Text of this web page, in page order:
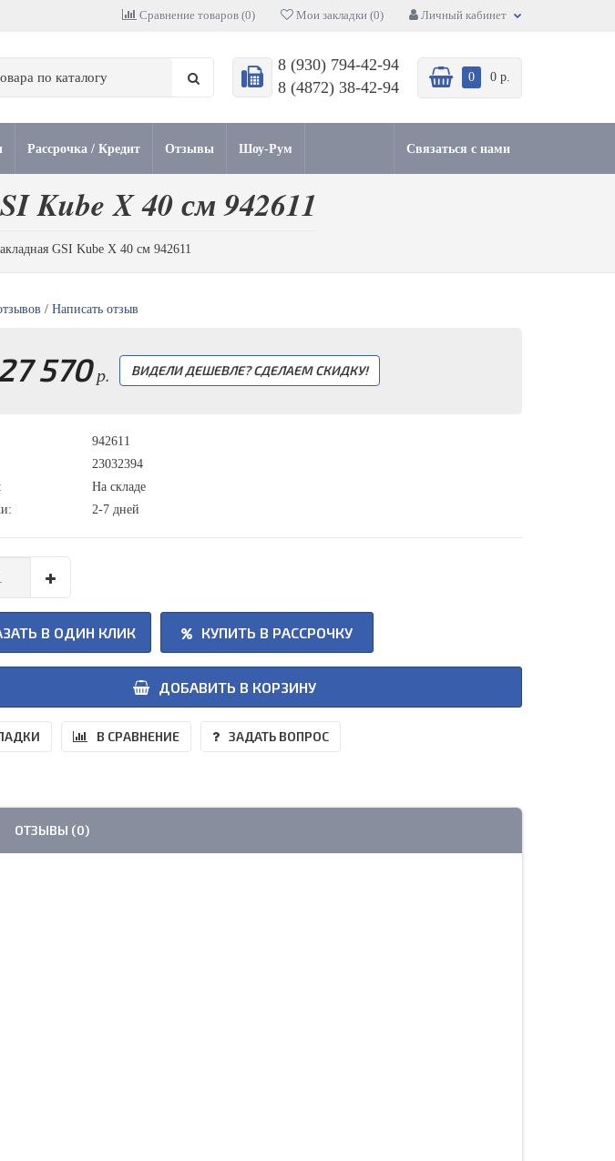
Сравнение товаров (0) Мои закладки (0) Личный кабинет
8 (930) 794-42-94
8 (4872) 38-42-94
0 0 р.
Рассрочка / Кредит Отзывы Шоу-Рум Связаться с нами
Kube X 40 см 942611
GSI Kube X 40 см 942611
/ Написать отзыв
570р. ВИДЕЛИ ДЕШЕВЛЕ? СДЕЛАЕМ СКИДКУ!
942611
23032394
На складе
2-7 дней
В ОДИН КЛИК КУПИТЬ В РАССРОЧКУ
ДОБАВИТЬ В КОРЗИНУ
В СРАВНЕНИЕ ЗАДАТЬ ВОПРОС
ОТЗЫВЫ (0)